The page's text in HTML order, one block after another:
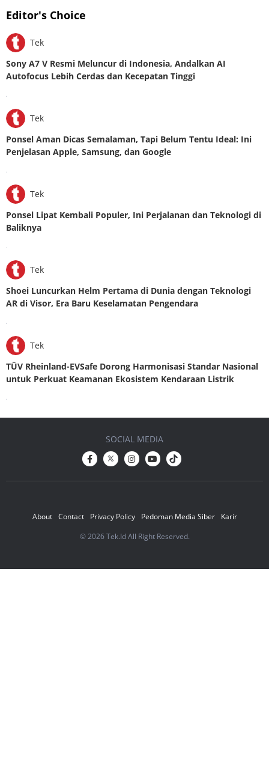
Editor's Choice
Tek
Sony A7 V Resmi Meluncur di Indonesia, Andalkan AI
Autofocus Lebih Cerdas dan Kecepatan Tinggi
Tek
Ponsel Aman Dicas Semalaman, Tapi Belum Tentu Ideal: Ini
Penjelasan Apple, Samsung, dan Google
Tek
Ponsel Lipat Kembali Populer, Ini Perjalanan dan Teknologi di
Baliknya
Tek
Shoei Luncurkan Helm Pertama di Dunia dengan Teknologi
AR di Visor, Era Baru Keselamatan Pengendara
Tek
TÜV Rheinland-EVSafe Dorong Harmonisasi Standar Nasional
untuk Perkuat Keamanan Ekosistem Kendaraan Listrik
About Contact Privacy Policy Pedoman Media Siber
Karir
© 2026 Tek.Id All Right Reserved.
SOCIAL MEDIA